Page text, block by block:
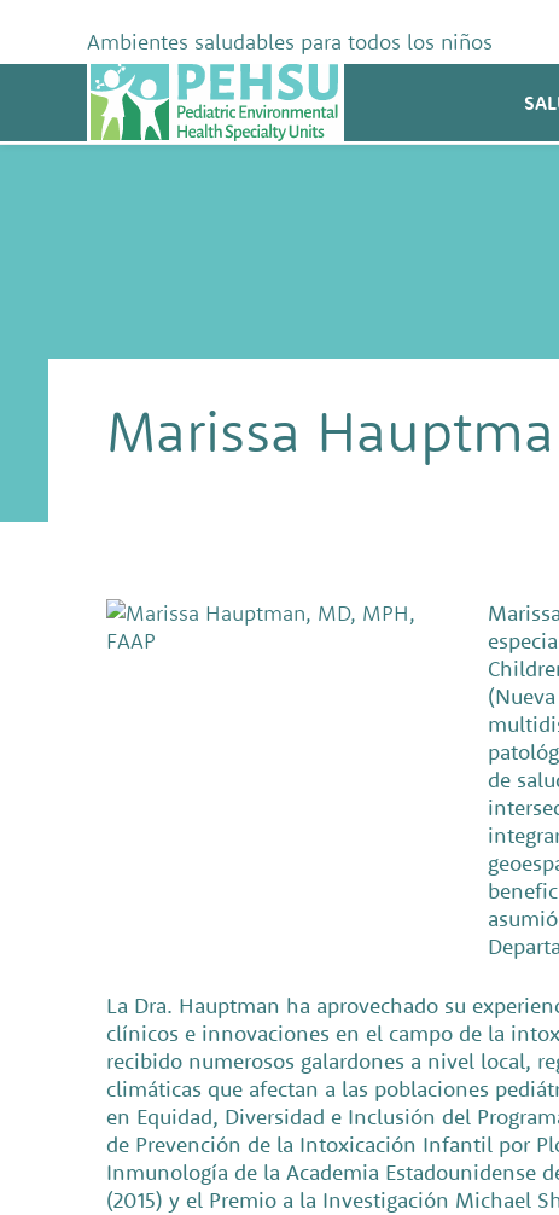
content
Ambientes saludables para todos los niños
PEHSU
Marissa
de
La Dra. Hauptman ha aprovechado su
clínicos e innovaciones en el campo de la
recibido numerosos galardones a nivel local,
climáticas que afectan a las poblaciones
en Equidad, Diversidad e Inclusión del
de Prevención de la Intoxicación Infantil por
Inmunología de la Academia Estadounidense
(2015) y el Premio a la Investigación Michael